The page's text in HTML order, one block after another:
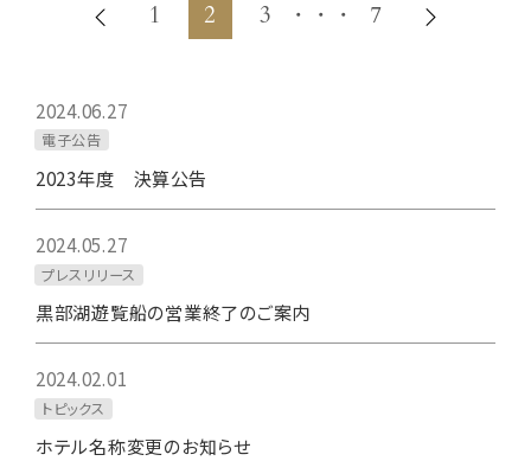
1 2 3 ・・・ 7
2024.06.27
電子公告
2023年度 決算公告
2024.05.27
プレスリリース
黒部湖遊覧船の営業終了のご案内
2024.02.01
トピックス
ホテル名称変更のお知らせ